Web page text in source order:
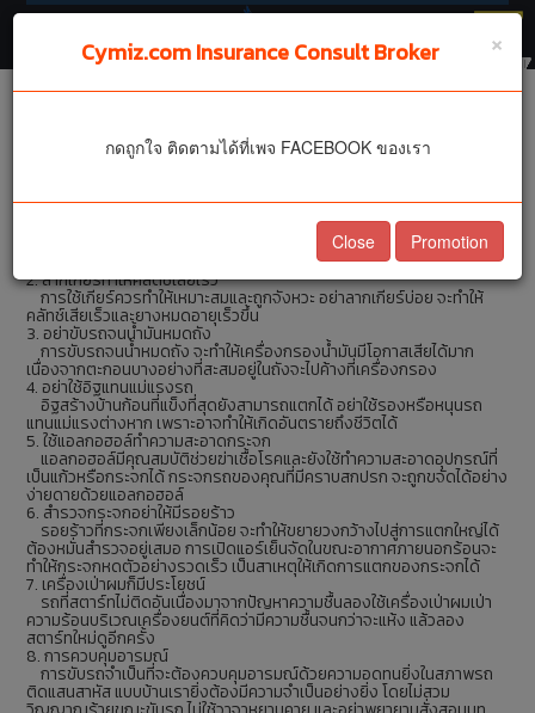
🔻
92 วิธีใช้รถยนต์
1. เติมน้ำมันล้นถังไม่เป็นผลดี
ในสภาพอากาศร้อนจัดอย่าเติมน้ำมันจนล้นถัง เพราะความร้อนจะทำให้
เพิ่มความดัน มีผลทำให้น้ำมันขยายตัวลื่นไหลออกจากถังเกิดอันตราย สิ้น
2. ลากเกียร์ทำให้คลัตช์เสียเร็ว
การใช้เกียร์ควรทำให้เหมาะสมและถูกจังหวะ อย่าลากเกียร์บ่อย จะทำให้
คลัทช์เสียเร็วและยางหมดอายุเร็วขึ้น
3. อย่าขับรถจนน้ำมันหมดถัง
การขับรถจนน้ำหมดถัง จะทำให้เครื่องกรองน้ำมันมีโอกาสเสียได้มาก
เนื่องจากตะกอนบางอย่างที่สะสมอยู่ในถังจะไปค้างที่เครื่องกรอง
4. อย่าใช้อิฐแทนแม่แรงรถ
อิฐสร้างบ้านก้อนที่แข็งที่สุดยังสามารถแตกได้ อย่าใช้รองหรือหนุนรถ
แทนแม่แรงต่างหาก เพราะอาจทำให้เกิดอันตรายถึงชีวิตได้
5. ใช้แอลกอฮอล์ทำความสะอาดกระจก
แอลกอฮอล์มีคุณสมบัติช่วยฆ่าเชื้อโรคและยังใช้ทำความสะอาดอุปกรณ์ที่
เป็นแก้วหรือกระจกได้ กระจกรถของคุณที่มีคราบสกปรก จะถูกขจัดได้อย่าง
ง่ายดายด้วยแอลกอฮอล์
6. สำรวจกระจกอย่าให้มีรอยร้าว
รอยร้าวที่กระจกเพียงเล็กน้อย จะทำให้ขยายวงกว้างไปสู่การแตกใหญ่ได้
ต้องหมั่นสำรวจอยู่เสมอ การเปิดแอร์เย็นจัดในขณะอากาศภายนอกร้อนจะ
ทำให้กระจกหดตัวอย่างรวดเร็ว เป็นสาเหตุให้เกิดการแตกของกระจกได้
7. เครื่องเป่าผมก็มีประโยชน์
รถที่สตาร์ทไม่ติดอันเนื่องมาจากปัญหาความชื้นลองใช้เครื่องเป่าผมเป่า
ความร้อนบริเวณเครื่องยนต์ที่คิดว่ามีความชื้นจนกว่าจะแห้ง แล้วลอง
สตาร์ทใหม่ดูอีกครั้ง
8. การควบคุมอารมณ์
การขับรถจำเป็นที่จะต้องควบคุมอารมณ์ด้วยความอดทนยิ่งในสภาพรถ
ติดแสนสาหัส แบบบ้านเรายิ่งต้องมีความจำเป็นอย่างยิ่ง โดยไม่สวม
×
Cymiz.com Insurance Consult Broker
กดถูกใจ ติดตามได้ที่เพจ FACEBOOK ของเรา
Close Promotion